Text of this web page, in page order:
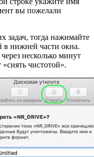
вы пожелали
задач, тогда нажимайте
в нижней части окна.
несколько минут
чистотой».